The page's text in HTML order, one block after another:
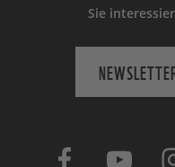
Sie